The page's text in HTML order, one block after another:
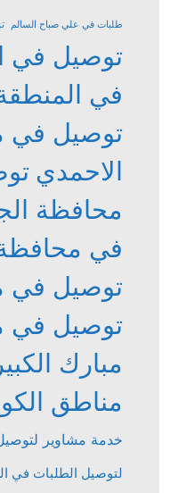
طلبات في علي صباح السالم
توصيل في
في
توصيل في
الاحمدي
محافظة
في محافظة
توصيل في
توصيل في
مبارك الكبير
مناطق
خدمة مشاوير
لتوصيل الطلبات في